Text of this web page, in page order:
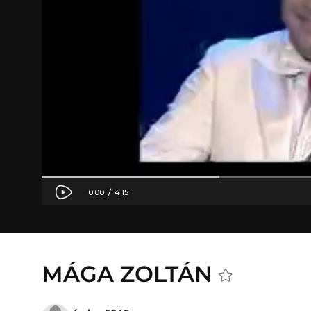
MÁGA ZOLTÁN